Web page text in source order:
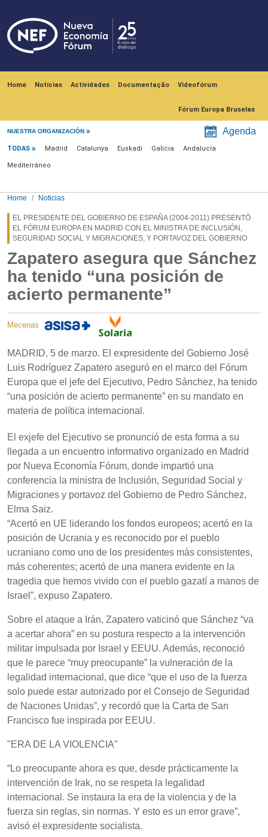
Home Notícias Actividades Documentação Videofórum
Fórum Europa Bruselas
NUESTRA ORGANIZACIÓN Agenda
Menú noticias
TODAS Madrid Catalunya Euskadi Galicia Andalucía
Mediterráneo
Home Noticias
EL PRESIDENTE DEL GOBIERNO DE ESPAÑA (2004-2011) PRESENTÓ
EL FÓRUM EUROPA EN MADRID CON EL MINISTRA DE INCLUSIÓN,
SEGURIDAD SOCIAL Y MIGRACIONES, Y PORTAVOZ DEL GOBIERNO
Zapatero asegura que Sánchez
ha tenido “una posición de
acierto permanente”
Mecenas
MADRID, 5 de marzo. El expresidente del Gobierno José
Luis Rodríguez Zapatero aseguró en el marco del Fórum
Europa que el jefe del Ejecutivo, Pedro Sánchez, ha tenido
“una posición de acierto permanente” en su mandato en
materia de política internacional.
El exjefe del Ejecutivo se pronunció de esta forma a su
llegada a un encuentro informativo organizado en Madrid
por Nueva Economía Fórum, donde impartió una
conferencia la ministra de Inclusión, Seguridad Social y
Migraciones y portavoz del Gobierno de Pedro Sánchez,
Elma Saiz.
“Acertó en UE liderando los fondos europeos; acertó en la
posición de Ucrania y es reconocido por el pueblo
ucraniano como uno de los presidentes más consistentes,
más coherentes; acertó de una manera evidente en la
tragedia que hemos vivido con el pueblo gazatí a manos de
Israel”, expuso Zapatero.
Sobre el ataque a Irán, Zapatero vaticinó que Sánchez “va
a acertar ahora” en su postura respecto a la intervención
militar impulsada por Israel y EEUU. Además, reconoció
que le parece “muy preocupante” la vulneración de la
legalidad internacional, que dice “que el uso de la fuerza
solo puede estar autorizado por el Consejo de Seguridad
de Naciones Unidas”, y recordó que la Carta de San
Francisco fue inspirada por EEUU.
"ERA DE LA VIOLENCIA"
“Lo preocupante ahora es que, desde prácticamente la
intervención de Irak, no se respeta la legalidad
internacional. Se instaura la era de la violencia y de la
fuerza sin reglas, sin normas. Y esto es un error grave”,
avisó el expresidente socialista.